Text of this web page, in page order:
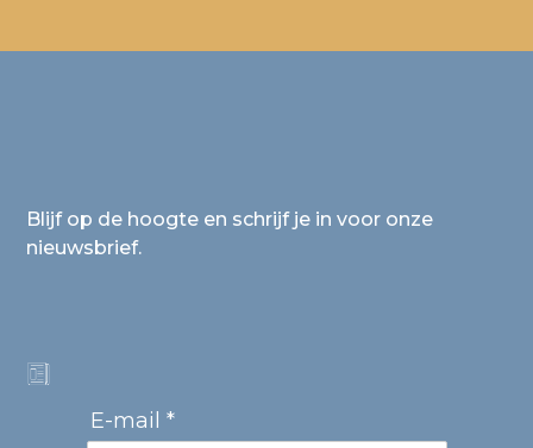
Blijf op de hoogte en schrijf je in voor onze
nieuwsbrief.
E-mail *